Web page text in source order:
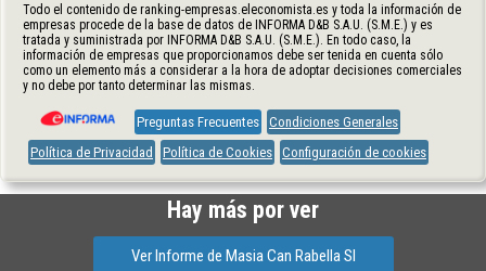
Todo el contenido de ranking-empresas.eleconomista.es y toda la información de
empresas procede de la base de datos de INFORMA D&B S.A.U. (S.M.E.) y es
tratada y suministrada por INFORMA D&B S.A.U. (S.M.E.). En todo caso, la
información de empresas que proporcionamos debe ser tenida en cuenta sólo
como un elemento más a considerar a la hora de adoptar decisiones comerciales
y no debe por tanto determinar las mismas.
Preguntas Frecuentes Condiciones Generales
Política de Privacidad
Política de Cookies Configuración de cookies
Hay más por ver
Ver Informe de Masia Can Rabella Sl